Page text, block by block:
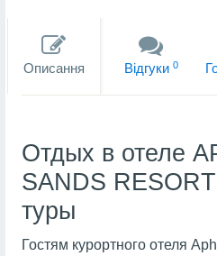
Описання Вiдгуки 0
Отдых в отеле
SANDS
туры
Гостям курортного отеля